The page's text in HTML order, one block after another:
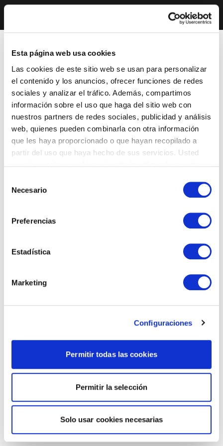
Esta página web usa cookies
Las cookies de este sitio web se usan para personalizar
el contenido y los anuncios, ofrecer funciones de redes
sociales y analizar el tráfico. Además, compartimos
información sobre el uso que haga del sitio web con
nuestros partners de redes sociales, publicidad y análisis
web, quienes pueden combinarla con otra información
que les haya proporcionado o que hayan recopilado a
partir del uso que haya hecho de sus servicios. Usted
Necesario
Preferencias
Estadística
Marketing
Configuraciones
Permitir todas las cookies
Permitir la selección
Solo usar cookies necesarias